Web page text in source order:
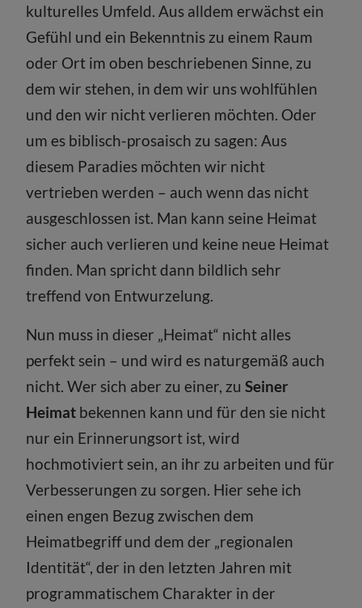
kulturelles Umfeld. Aus alldem erwächst ein
Gefühl und ein Bekenntnis zu einem Raum
oder Ort im oben beschriebenen Sinne, zu
dem wir stehen, in dem wir uns wohlfühlen
und den wir nicht verlieren möchten. Oder
um es biblisch-prosaisch zu sagen: Aus
diesem Paradies möchten wir nicht
vertrieben werden – auch wenn das nicht
ausgeschlossen ist. Man kann seine Heimat
sicher auch verlieren und keine neue Heimat
finden. Man spricht dann bildlich sehr
treffend von Entwurzelung.
Nun muss in dieser „Heimat“ nicht alles
perfekt sein – und wird es naturgemäß auch
nicht. Wer sich aber zu einer, zuSeiner
Heimat bekennen kann und für den sie nicht
nur ein Erinnerungsort ist, wird
hochmotiviert sein, an ihr zu arbeiten und für
Verbesserungen zu sorgen. Hier sehe ich
einen engen Bezug zwischen dem
Heimatbegriff und dem der „regionalen
Identität“, der in den letzten Jahren mit
programmatischem Charakter in der